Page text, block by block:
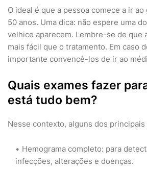
O ideal é que a pessoa comece a ir
50 anos. Uma dica: não espere uma
velhice aparecem. Lembre-se de que
mais fácil que o tratamento. Em caso
importante convencê-los de ir ao
Quais exames fazer
está tudo bem?
Nesse contexto, alguns dos principais
Hemograma completo: para
infecções, alterações e doenças.